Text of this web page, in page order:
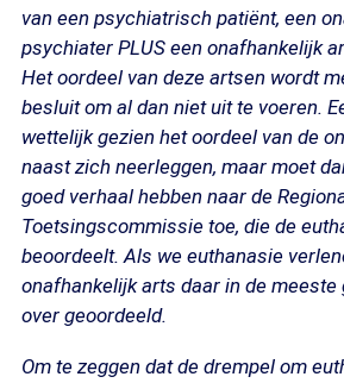
van een psychiatrisch patiënt, een
psychiater PLUS een onafhankelijk
Het oordeel van deze artsen wordt
besluit om al dan niet uit te voeren.
wettelijk gezien het oordeel van de
naast zich neerleggen, maar moet
goed verhaal hebben naar de
Toetsingscommissie toe, die de
beoordeelt. Als we euthanasie
onafhankelijk arts daar in de
over geoordeeld.
Om te zeggen dat de drempel om